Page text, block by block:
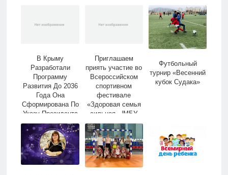
Республики.. |Мбу
«Дворец Спорта»
Им. Ю.а. Гагарина
В Крыму
Разработали
Программу
Развития До 2036
Года Она
Сформирована По
Указу Президента
России, В.. |Мбу
«Дворец Спорта»
Им. Ю.а. Гагарина
Приглашаем
приять участие во
Всероссийском
спортивном
фестивале
«Здоровая семья
сильная.. |МБУ
«Дворец Спорта»
им. Ю.А. Гагарина
Футбольный
турнир «Весенний
кубок Судака»